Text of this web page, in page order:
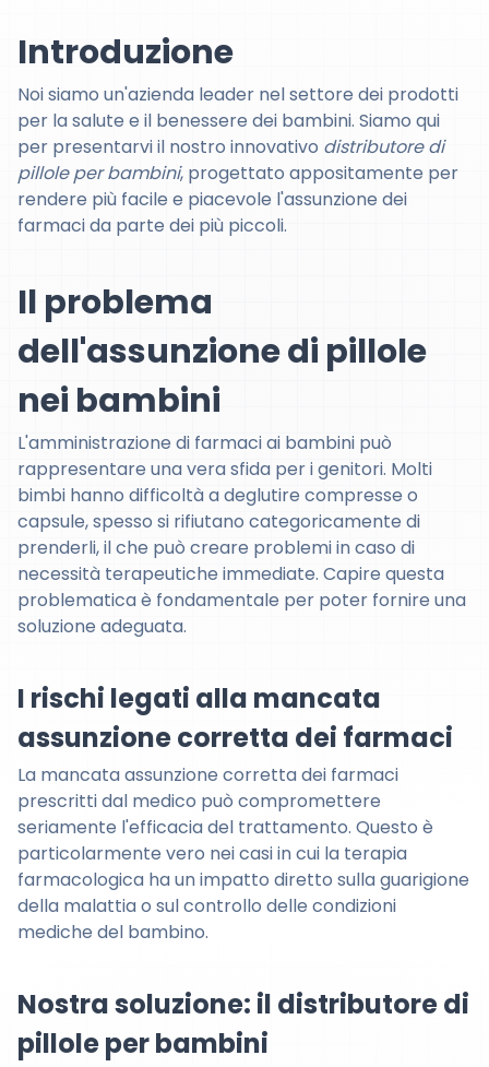
Introduzione
Noi siamo un'azienda leader nel settore dei prodotti
per la salute e il benessere dei bambini. Siamo qui
per presentarvi il nostro innovativo distributore di
pillole per bambini, progettato appositamente per
rendere più facile e piacevole l'assunzione dei
farmaci da parte dei più piccoli.
Il problema
dell'assunzione di pillole
nei bambini
L'amministrazione di farmaci ai bambini può
rappresentare una vera sfida per i genitori. Molti
bimbi hanno difficoltà a deglutire compresse o
capsule, spesso si rifiutano categoricamente di
prenderli, il che può creare problemi in caso di
necessità terapeutiche immediate. Capire questa
problematica è fondamentale per poter fornire una
soluzione adeguata.
I rischi legati alla mancata
assunzione corretta dei farmaci
La mancata assunzione corretta dei farmaci
prescritti dal medico può compromettere
seriamente l'efficacia del trattamento. Questo è
particolarmente vero nei casi in cui la terapia
farmacologica ha un impatto diretto sulla guarigione
della malattia o sul controllo delle condizioni
mediche del bambino.
Nostra soluzione: il distributore di
pillole per bambini